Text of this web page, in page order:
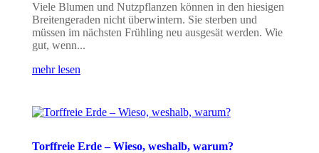
Viele Blumen und Nutzpflanzen können in den hiesigen
Breitengeraden nicht überwintern. Sie sterben und
müssen im nächsten Frühling neu ausgesät werden. Wie
gut, wenn...
mehr lesen
Torffreie Erde – Wieso, weshalb, warum?